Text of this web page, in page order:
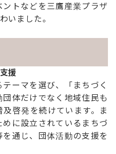
トなどを三鷹産業プラザ
いました。
援
ーマを選び、「まちづく
体だけでなく地域住民も
啓発を続けています。ま
に設立されているまちづ
通じ、団体活動の支援を